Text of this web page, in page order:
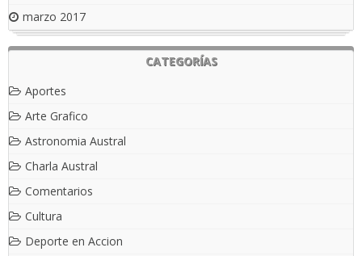
marzo 2017
CATEGORÍAS
Aportes
Arte Grafico
Astronomia Austral
Charla Austral
Comentarios
Cultura
Deporte en Accion